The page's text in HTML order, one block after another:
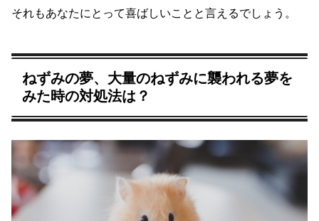
それもあなたにとって喜ばしいことと言えるでしょう。
ねずみの夢、大量のねずみに襲われる夢を
みた時の対処法は？